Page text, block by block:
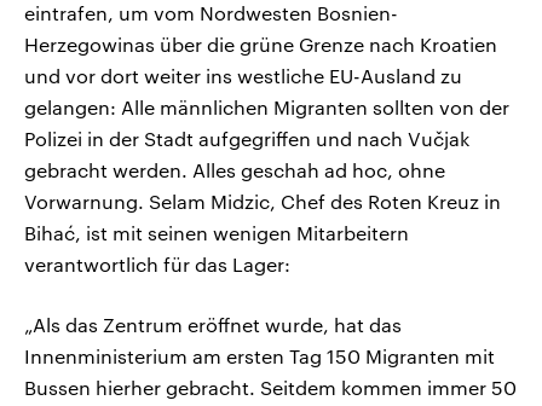
eintrafen, um vom Nordwesten Bosnien-
Herzegowinas über die grüne Grenze nach Kroatien
und vor dort weiter ins westliche EU-Ausland zu
gelangen: Alle männlichen Migranten sollten von der
Polizei in der Stadt aufgegriffen und nach Vučjak
gebracht werden. Alles geschah ad hoc, ohne
Vorwarnung. Selam Midzic, Chef des Roten Kreuz in
Bihać, ist mit seinen wenigen Mitarbeitern
verantwortlich für das Lager:
„Als das Zentrum eröffnet wurde, hat das
Innenministerium am ersten Tag 150 Migranten mit
Bussen hierher gebracht. Seitdem kommen immer 50